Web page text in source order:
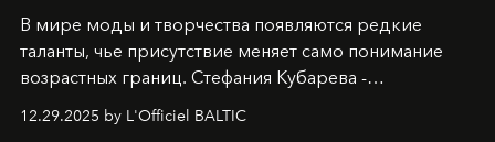
В мире моды и творчества появляются редкие
таланты, чье присутствие меняет само понимание
возрастных границ. Стефания Кубарева -
харизмы, чье имя уже украшает обложки
12.29.2025 by L'Officiel BALTIC